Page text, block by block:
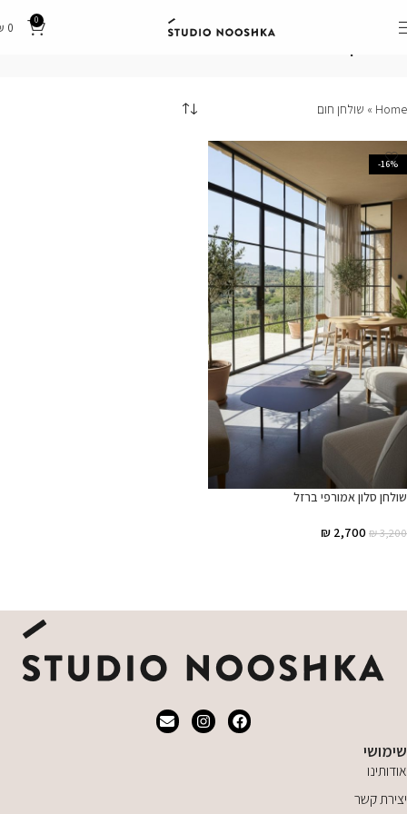
0
0
Home
» שולחן חום
-16%
שולחן סלון אמורפי ברזל
₪3,200
₪ 2,700
שימושי
אודותינו
יצירת קשר